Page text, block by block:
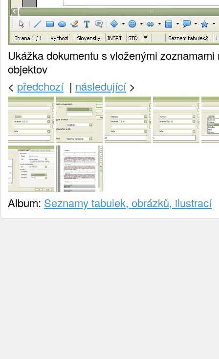
Ukážka dokumentu s vloženými
objektov
< předchozí| následující>
Album: Seznamy tabulek, obrázků, ilustrací